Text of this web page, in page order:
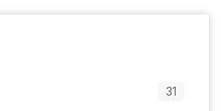
31